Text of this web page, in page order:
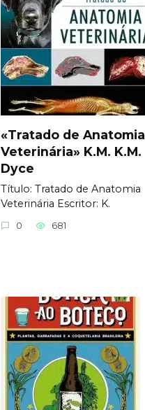
«Tratado de Anatomia
Veterinária» K.M. K.M.
Dyce
Título: Tratado de Anatomia
Veterinária Еscritor: K.
0 681